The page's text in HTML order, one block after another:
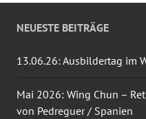
NEUESTE BEITRÄGE
13.06.26: Ausbildertag im
Mai 2026: Wing Chun –
von Pedreguer / Spanien